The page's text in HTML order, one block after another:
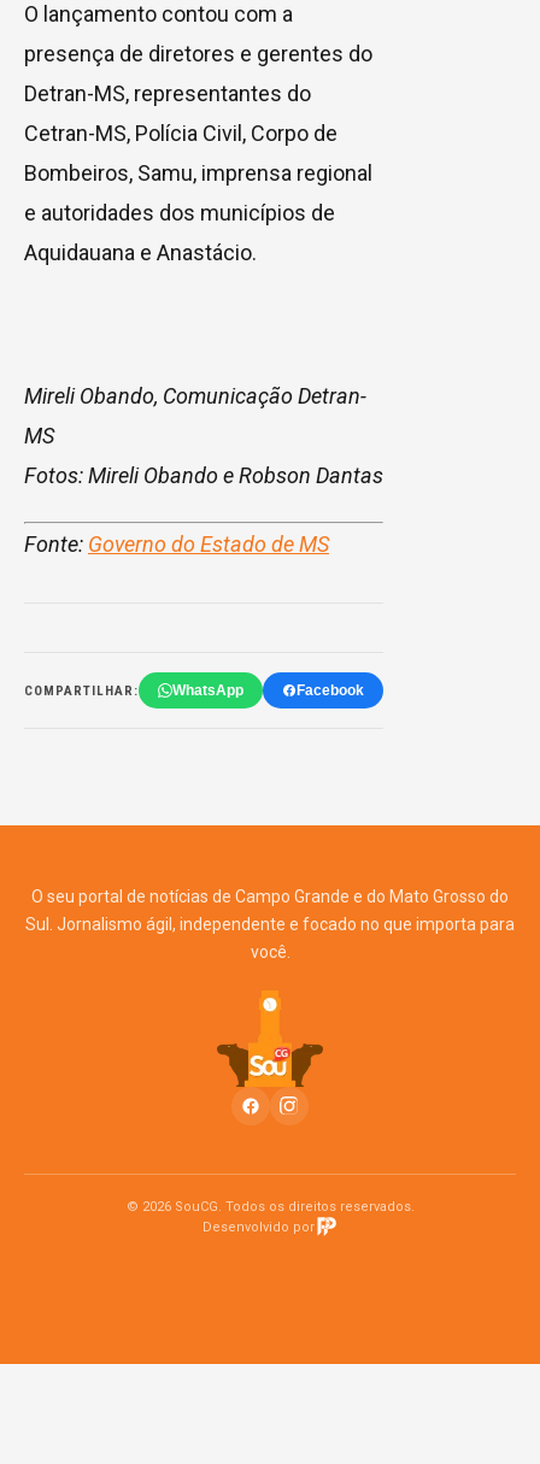
O lançamento contou com a
presença de diretores e gerentes do
Detran-MS, representantes do
Cetran-MS, Polícia Civil, Corpo de
Bombeiros, Samu, imprensa regional
e autoridades dos municípios de
Aquidauana e Anastácio.
Mireli Obando, Comunicação Detran-
MS
Fotos: Mireli Obando e Robson Dantas
Fonte: Governo do Estado de MS
COMPARTILHAR: WhatsApp Facebook
O seu portal de notícias de Campo Grande e do Mato Grosso do
Sul. Jornalismo ágil, independente e focado no que importa para
você.
© 2026 SouCG. Todos os direitos reservados.
Desenvolvido por